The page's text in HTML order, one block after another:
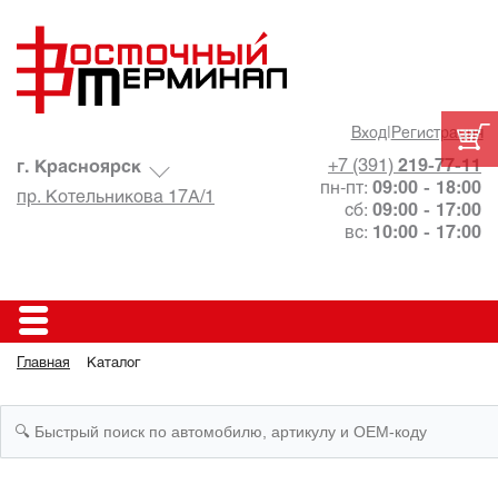
Вход| Регистрация
+7 (391) 219-77-11
пн-пт: 09:00 - 18:00
сб: 09:00 - 17:00
вс: 10:00 - 17:00
г. Красноярск
пр. Котельникова 17А/1
Главная Каталог